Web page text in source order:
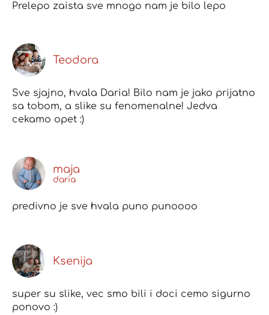
Prelepo zaista sve mnogo nam je bilo lepo
Teodora
Sve sjajno, hvala Daria! Bilo nam je jako prijatno
sa tobom, a slike su fenomenalne! Jedva
cekamo opet :)
maja
daria
predivno je sve hvala puno punoooo
Ksenija
super su slike, vec smo bili i doci cemo sigurno
ponovo :)